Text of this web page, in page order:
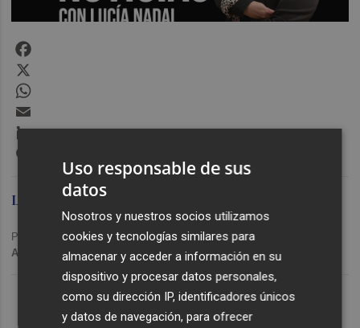
Lo Más Escuchado
LinkedIn
Lucía Nadal
Publicado: 23/12/2021 ·10:11
Actualizado: 29/01/2024 · 11:17
Uso responsable de sus
datos
Nosotros y nuestros socios utilizamos
cookies y tecnologías similares para
almacenar y acceder a información en su
dispositivo y procesar datos personales,
como su dirección IP, identificadores únicos
y datos de navegación, para ofrecer